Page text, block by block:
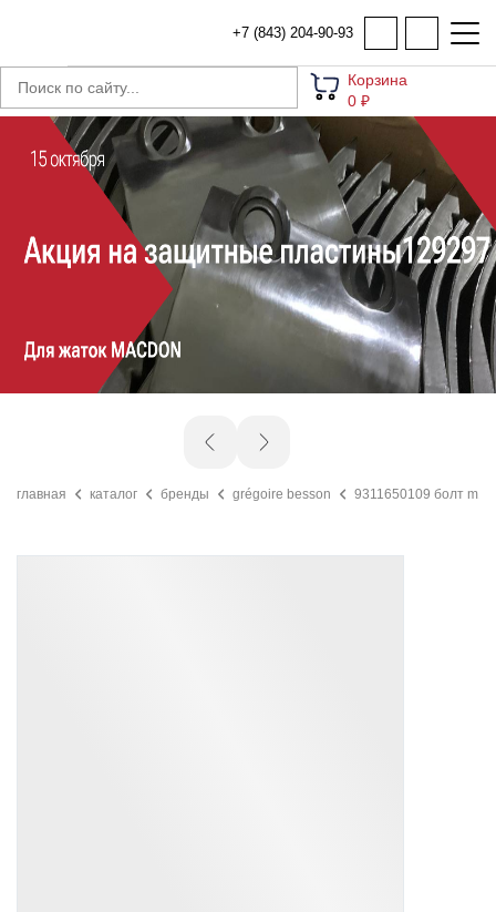
+7 (843) 204-90-93
Корзина
0 ₽
главная каталог бренды grégoire besson 9311650109 болт